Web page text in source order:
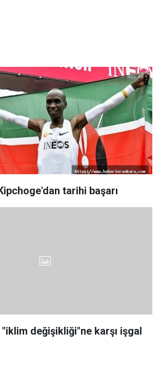
tarihi başarı
değişikliği"ne karşı işgal